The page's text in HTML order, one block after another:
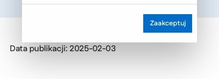
Data publikacji: 2025-02-03
Zaakceptuj